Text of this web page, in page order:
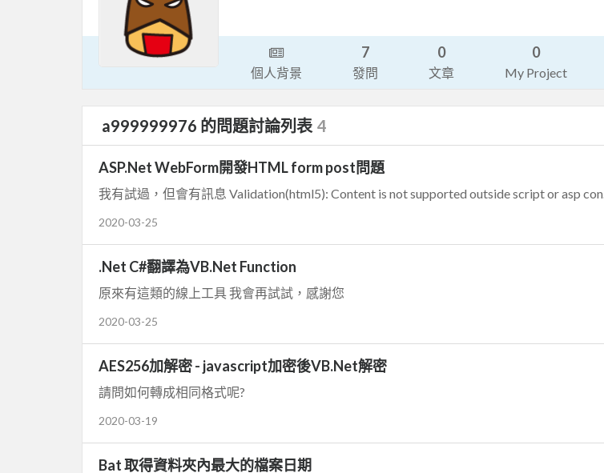
個人背景
7
發問
0
文章
0
My Project
a999999976 的問題討論列表 4
ASP.Net WebForm開發HTML form post問題
我有試過，但會有訊息 Validation(html5): Content is not supported outside script or asp con...
2020-03-25
.Net C#翻譯為VB.Net Function
原來有這類的線上工具 我會再試試，感謝您
2020-03-25
AES256加解密 - javascript加密後VB.Net解密
請問如何轉成相同格式呢?
2020-03-19
Bat 取得資料夾內最大的檔案日期